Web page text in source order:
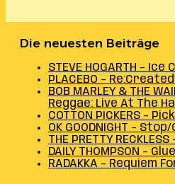
Die neuesten Beiträge
STEVE HOGARTH –
PLACEBO –
BOB MARLEY & THE
Reggae: Live At The
COTTON PICKERS –
OK GOODNIGHT – Stop/
THE PRETTY
DAILY THOMPSON – Glue
RADAKKA – Requiem